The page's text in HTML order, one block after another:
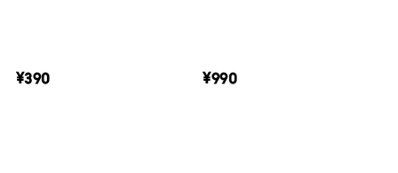
¥390 ¥990